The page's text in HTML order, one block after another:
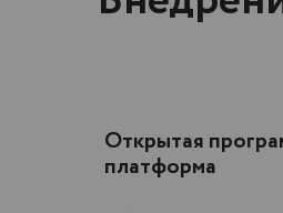
Открытая
платформа